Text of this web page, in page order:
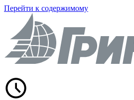
Перейти к содержимому